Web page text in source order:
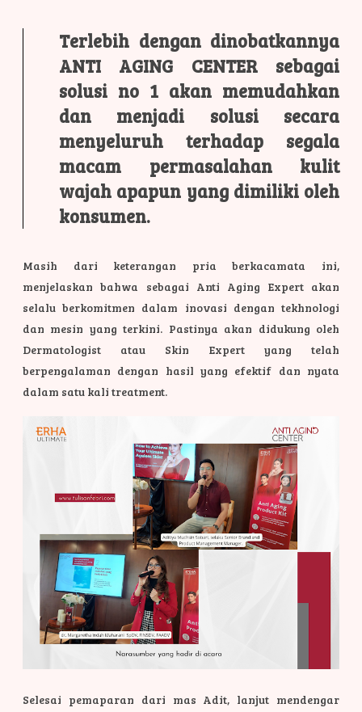
Terlebih dengan dinobatkannya
ANTI AGING CENTER sebagai
solusi no 1 akan memudahkan
dan menjadi solusi secara
menyeluruh terhadap segala
macam permasalahan kulit
wajah apapun yang dimiliki oleh
konsumen.
Masih dari keterangan pria berkacamata ini,
menjelaskan bahwa sebagai Anti Aging Expert akan
selalu berkomitmen dalam inovasi dengan tekhnologi
dan mesin yang terkini. Pastinya akan didukung oleh
Dermatologist atau Skin Expert yang telah
berpengalaman dengan hasil yang efektif dan nyata
dalam satu kali treatment.
Selesai pemaparan dari mas Adit, lanjut mendengar